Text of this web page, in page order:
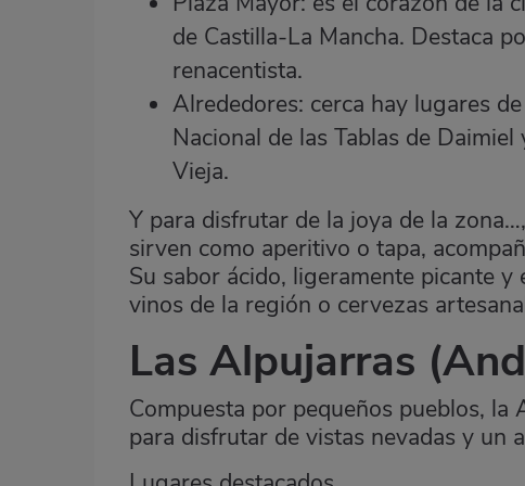
de Castilla-La Mancha. Destaca
renacentista.
Alrededores: cerca hay lugares
Nacional de las Tablas de
Vieja.
Y para disfrutar de la joya de la
sirven como aperitivo o tapa,
Su sabor ácido, ligeramente picante y
vinos de la región o cervezas
Las Alpujarras
Compuesta por pequeños pueblos,
para disfrutar de vistas nevadas y un